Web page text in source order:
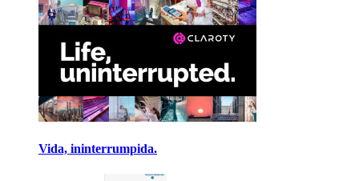
Vida, ininterrumpida.